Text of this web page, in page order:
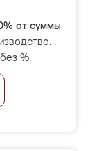
от суммы
%.